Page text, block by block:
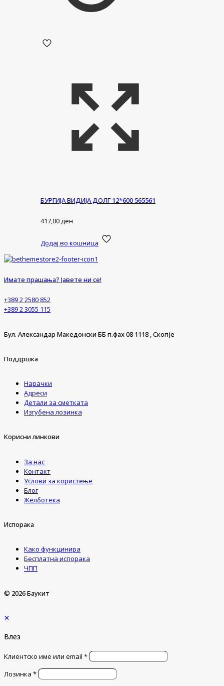
БУРГИЈА ВИДИЈА ДОЛГ 12*600 565561
417,00ден
Додај во кошница
Имате прашања? Јавете ни се!
+389 2 2580 852
+389 2 3055 115
Бул. Александар Македонски ББ п.фах 08 1118 , Скопје
Поддршка
Нарачки
Адреси
Детали за сметката
Изгубена лозинка
Корисни линкови
За нас
Контакт
Услови за користење
Блог
Желботека
Испорака
Како функцинира
Бесплатна испорака
ЧПП
© 2026 Баукит
✕
Влез
Клиентско име или email *
Лозинка *